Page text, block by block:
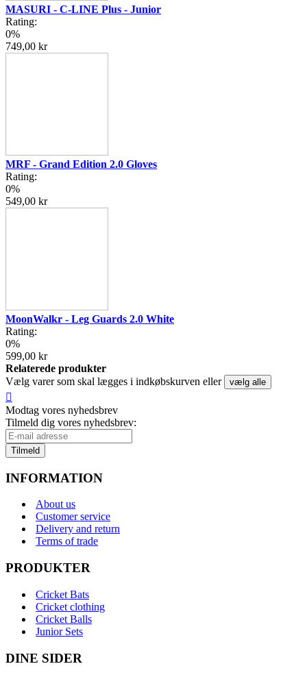
MASURI - C-LINE Plus - Junior
Rating:
0%
749,00 kr
MRF - Grand Edition 2.0 Gloves
Rating:
0%
549,00 kr
MoonWalkr - Leg Guards 2.0 White
Rating:
0%
599,00 kr
Relaterede produkter
Vælg varer som skal lægges i indkøbskurven eller
vælg alle
Modtag vores nyhedsbrev
Tilmeld dig vores nyhedsbrev:
Tilmeld
INFORMATION
About us
Customer service
Delivery and return
Terms of trade
PRODUKTER
Cricket Bats
Cricket clothing
Cricket Balls
Junior Sets
DINE SIDER